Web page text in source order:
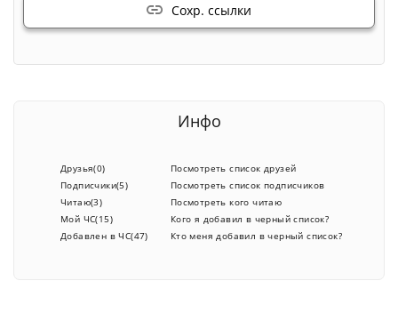
Сохр. ссылки
Инфо
Друзья(0)
Подписчики(5)
Читаю(3)
Мой ЧС(15)
Добавлен в ЧС(47)
Посмотреть список друзей
Посмотреть список подписчиков
Посмотреть кого читаю
Кого я добавил в черный список?
Кто меня добавил в черный список?